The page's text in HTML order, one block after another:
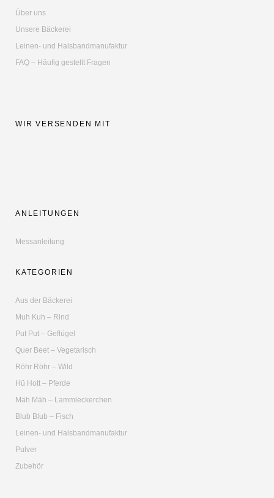
Über uns
Unsere Bäckerei
Leinen- und Halsbandmanufaktur
FAQ – Häufig gestellt Fragen
WIR VERSENDEN MIT
ANLEITUNGEN
Messanleitung
KATEGORIEN
Aus der Bäckerei
Muh Kuh – Rind
Put Put – Geflügel
Quer Beet – Vegetarisch
Röhr Röhr – Wild
Hü Hott – Pferde
Mäh Mäh – Lammleckerchen
Blub Blub – Fisch
Leinen- und Halsbandmanufaktur
Pulver
Zubehör